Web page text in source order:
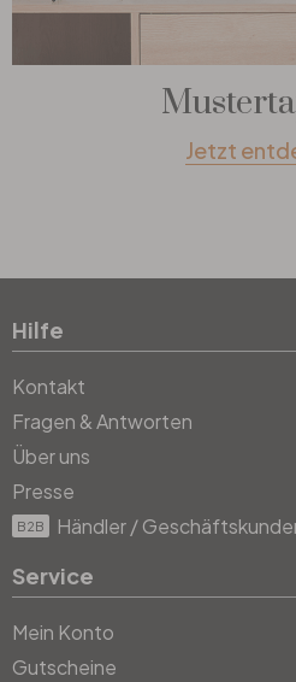
Jetzt
Hilfe
Kontakt
Fragen & Antworten
Über uns
Presse
B2B Händler /
Service
Mein Konto
Gutscheine